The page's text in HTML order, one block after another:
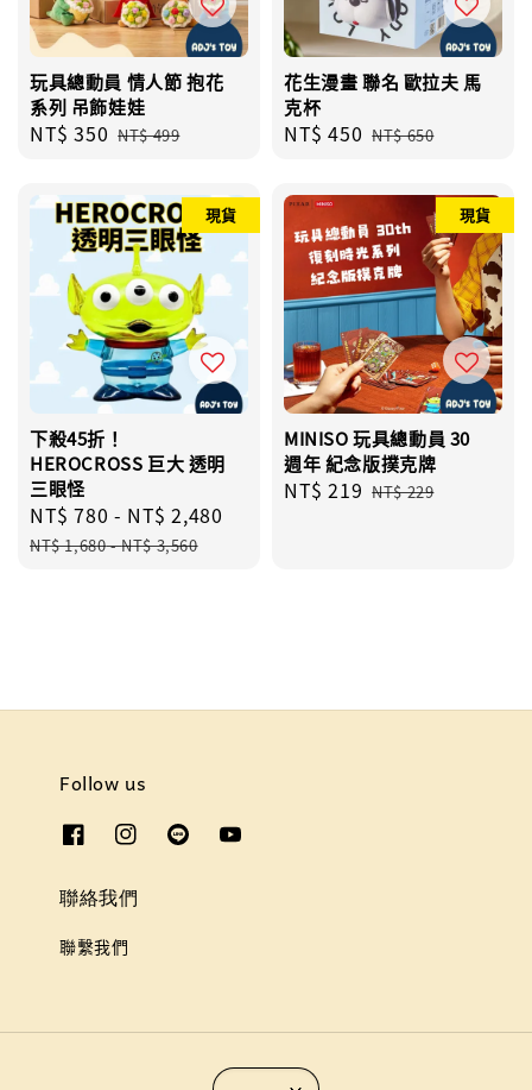
玩具總動員 情人節 抱花
系列 吊飾娃娃
Sale
NT$ 350 Regular
NT$ 499
花生漫畫 聯名 歐拉夫 馬
克杯
Sale
NT$ 450 Regular
NT$ 650
現貨
下殺45折！
HEROCROSS 巨大 透明
三眼怪
Sale
price
NT$ 780 - NT$ 2,480
NT$ 1,680-NT$ 3,560
現貨
MINISO 玩具總動員 30
週年 紀念版撲克牌
Sale
NT$ 219 Regular
NT$ 229
Follow us
聯絡我們
聯繫我們